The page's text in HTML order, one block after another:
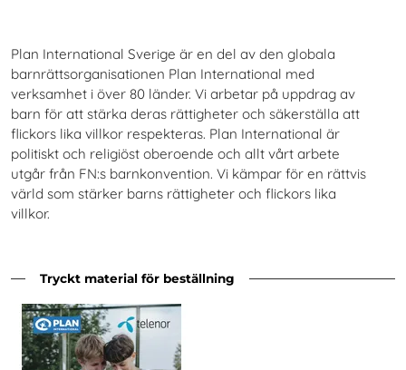
Plan International Sverige är en del av den globala
barnrättsorganisationen Plan International med
verksamhet i över 80 länder. Vi arbetar på uppdrag av
barn för att stärka deras rättigheter och säkerställa att
flickors lika villkor respekteras. Plan International är
politiskt och religiöst oberoende och allt vårt arbete
utgår från FN:s barnkonvention. Vi kämpar för en rättvis
värld som stärker barns rättigheter och flickors lika
villkor.
Tryckt material för beställning